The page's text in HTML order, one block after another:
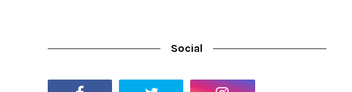
Social